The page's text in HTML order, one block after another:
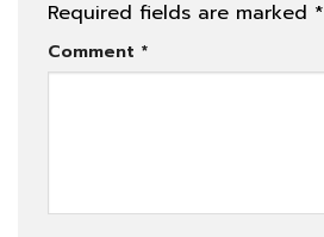
Required fields are marked *
Comment *